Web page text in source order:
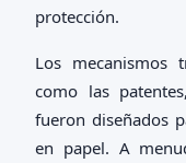
protección.
Los mecanismos
como las
fueron diseñados
en papel. A